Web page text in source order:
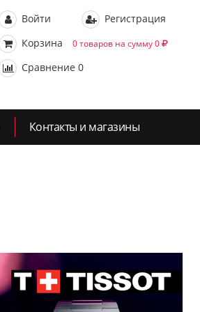
Войти
Регистрация
Корзина
0 товаров на сумму 0
Сравнение 0
Контакты и магазины